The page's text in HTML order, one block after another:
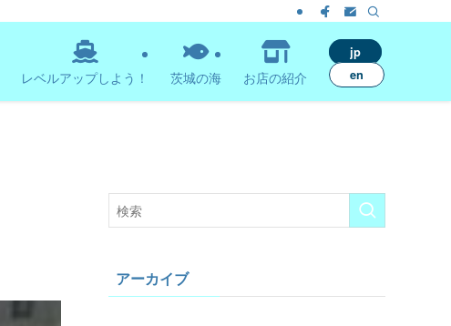
レベルアップしよう！ 茨城の海 お店の紹介
jp
en
アーカイブ